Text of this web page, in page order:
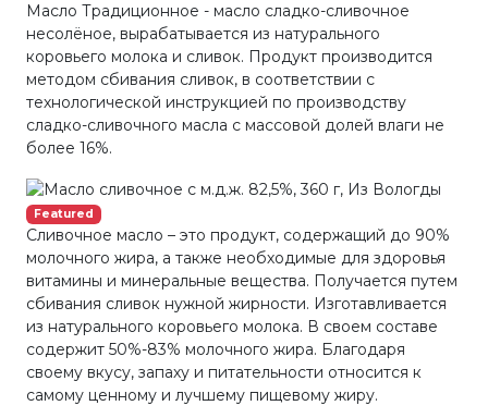
Масло Традиционное - масло сладко-сливочное
несолёное, вырабатывается из натурального
коровьего молока и сливок. Продукт производится
методом сбивания сливок, в соответствии с
технологической инструкцией по производству
сладко-сливочного масла с массовой долей влаги не
более 16%.
Featured
Сливочное масло – это продукт, содержащий до 90%
молочного жира, а также необходимые для здоровья
витамины и минеральные вещества. Получается путем
сбивания сливок нужной жирности. Изготавливается
из натурального коровьего молока. В своем составе
содержит 50%-83% молочного жира. Благодаря
своему вкусу, запаху и питательности относится к
самому ценному и лучшему пищевому жиру.